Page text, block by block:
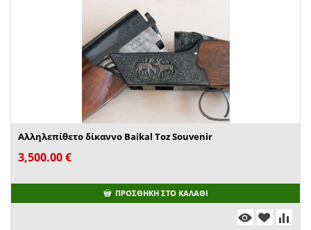
Αλληλεπίθετο δίκαννο Baikal Toz Souvenir
3,500.00€
ΠΡΟΣΘΉΚΗ ΣΤΟ ΚΑΛΆΘΙ